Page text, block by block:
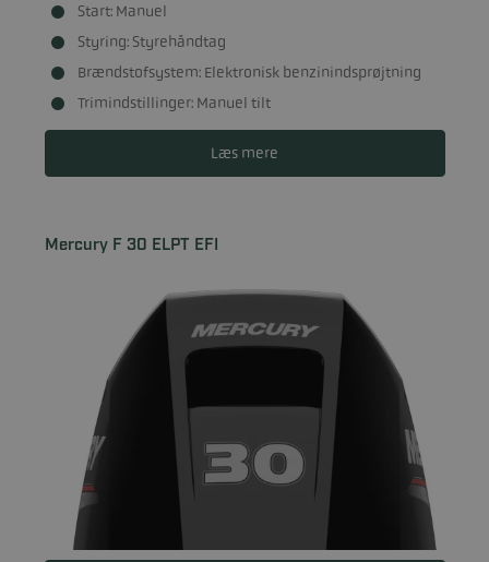
Start: Manuel
Styring: Styrehåndtag
Brændstofsystem: Elektronisk benzinindsprøjtning
Trimindstillinger: Manuel tilt
Læs mere
Mercury F 30 ELPT EFI